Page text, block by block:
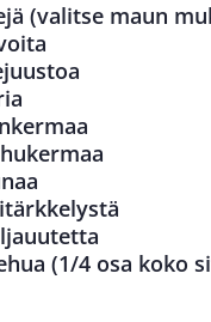
(valitse maun
(1/4 osa koko